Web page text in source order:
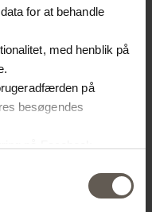
for at behandle
med henblik på
på
besøgendes
bliver delt og
"Detaljer". Du kan til
cm